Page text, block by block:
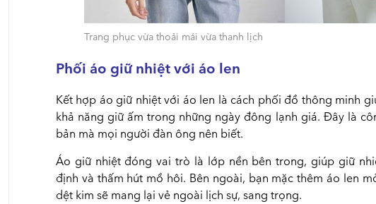
Trang phục vừa thoải mái vừa thanh lịch
Phối áo giữ nhiệt với áo len
Kết hợp áo giữ nhiệt với áo len là cách phối đồ thông minh
khả năng giữ ấm trong những ngày đông lạnh giá. Đây là
bản mà mọi người đàn ông nên biết.
Áo giữ nhiệt đóng vai trò là lớp nền bên trong, giúp giữ
định và thấm hút mồ hôi. Bên ngoài, bạn mặc thêm áo len
dệt kim sẽ mang lại vẻ ngoài lịch sự, sang trọng.